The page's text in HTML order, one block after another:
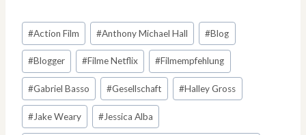
Schlagworte:
#Action Film #Anthony Michael Hall #Blog
#Blogger #Filme Netflix #Filmempfehlung
#Gabriel Basso #Gesellschaft #Halley Gross
#Jake Weary #Jessica Alba